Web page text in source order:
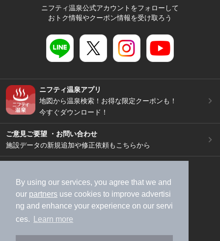
By using our services, you agree that we and
our partners use cookies to improve advertisi
ng and enhance your experience on our servi
ces.
Learn more
ニフティ温泉公式アカウントをフォローして
おトク情報やクーポン情報を受け取ろう
ニフティ温泉アプリ
地図から温泉検索！お得な限定クーポンも！
今すぐダウンロード！
ご意見ご要望 ・お問い合わせ
施設データの新規追加や修正依頼もこちらから
加盟店募集（資料請求）
広告出稿のご案内
利用規約
ライフスタイルMEMBERS+規約
特定商取引法に基づく表記
ヘルプ
採用情報
運営会社